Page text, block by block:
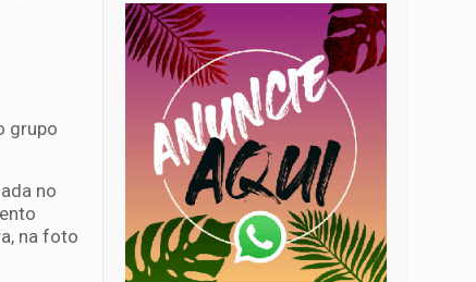
grupo
no
na foto